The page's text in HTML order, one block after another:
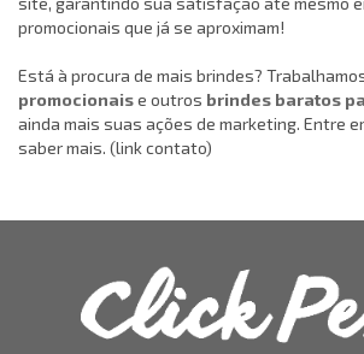
promocionais que já se aproximam!
Está à procura de mais brindes?
promocionaise outros brindes baratos
ainda mais suas ações de marketing. Entre
saber mais. (link contato)